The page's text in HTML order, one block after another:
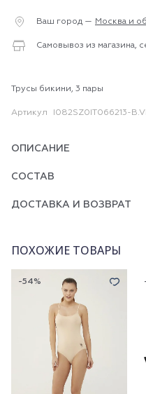
Ваш город — Москва и
Самовывоз из магазина,
Трусы бикини, 3 пары
Артикул I082SZ0IT066213-
ОПИСАНИЕ
СОСТАВ
ДОСТАВКА И ВОЗВРАТ
ПОХОЖИЕ ТОВАРЫ
-54%